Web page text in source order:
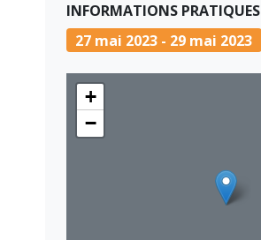
INFORMATIONS PRATIQUES
27 mai 2023 - 29 mai 2023
+
−